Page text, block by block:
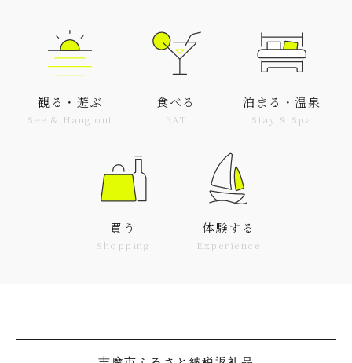
観る・遊ぶ
See & Hang out
食べる
EAT
泊まる・温泉
Stay & Spa
買う
Shopping
体験する
Experience